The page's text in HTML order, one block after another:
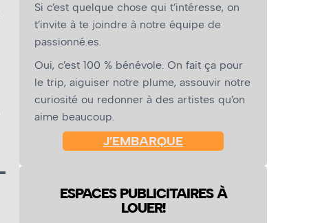
Si c’est quelque chose qui t’intéresse, on
t’invite à te joindre à notre équipe de
passionné.es.
Oui, c’est 100 % bénévole. On fait ça pour
le trip, aiguiser notre plume, assouvir notre
curiosité ou redonner à des artistes qu’on
aime beaucoup.
J’EMBARQUE
ESPACES PUBLICITAIRES À
LOUER!